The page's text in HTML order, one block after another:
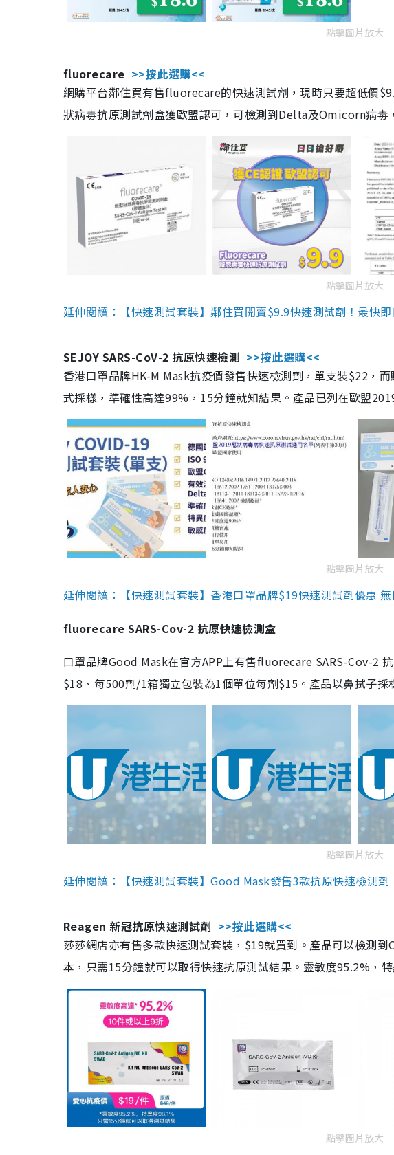
點擊圖片放大
fluorecare >>按此選購<<
網購平台鄰住買有售fluorecare的快速測試劑，現時只要超低價
狀病毒抗原測試劑盒獲歐盟認可，可檢測到Delta及Omicorn病毒
點擊圖片放大
延伸閱讀：【快速測試套裝】鄰住買開賣$9.9快速測試劑！最快
SEJOY SARS-CoV-2 抗原快速檢測 >>按此選購<<
香港口罩品牌HK-M Mask抗疫價發售快速檢測劑，單支裝$22，
式採樣，準確性高達99%，15分鐘就知結果。產品已列在歐盟
點擊圖片放大
延伸閱讀：【快速測試套裝】香港口罩品牌$19快速測試劑優惠
fluorecare SARS-Cov-2 抗原快速檢測盒
口罩品牌Good Mask在官方APP上有售fluorecare SARS-Cov-2
$18、每500劑/1箱獨立包裝為1個單位每劑$15。產品以鼻拭子採
點擊圖片放大
延伸閱讀：【快速測試套裝】Good Mask發售3款抗原快速檢測
Reagen 新冠抗原快速測試劑 >>按此選購<<
莎莎網店亦有售多款快速測試套裝，$19就買到。產品可以檢測
本，只需15分鐘就可以取得快速抗原測試結果。靈敏度95.2%，
點擊圖片放大